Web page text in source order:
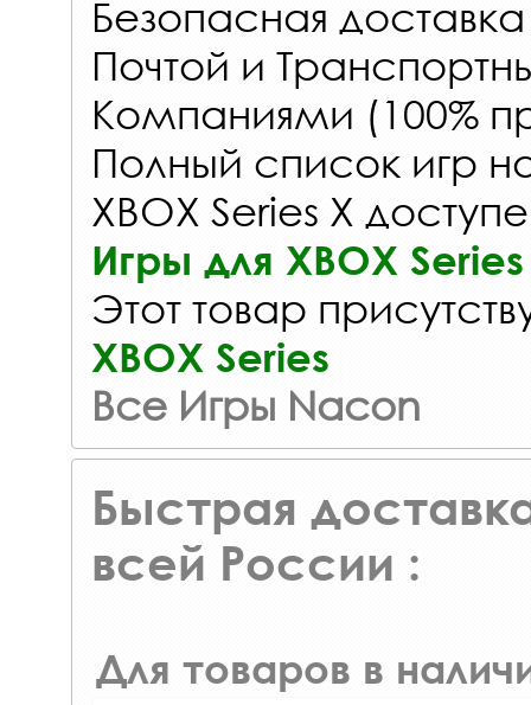
Безопасная
Почтой и
Компаниями (100%
Полный список игр
XBOX Series X
Игры для XBOX
Этот товар
XBOX Series
Все Игры Nacon
Быстрая
всей России :
Для товаров в